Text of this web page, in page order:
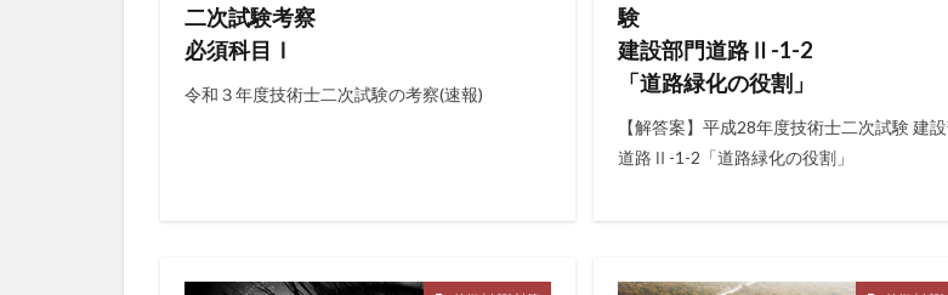
二次試験考察
必須科目Ⅰ
令和３年度技術士二次試験の考察(速報)
験
建設部門道路Ⅱ-1-2
「道路緑化の役割」
【解答案】平成28年度技術士二次試験 建
道路Ⅱ-1-2「道路緑化の役割」